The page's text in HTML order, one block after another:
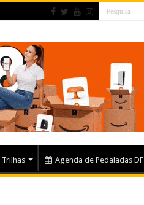
Trilhas Agenda de Pedaladas DF